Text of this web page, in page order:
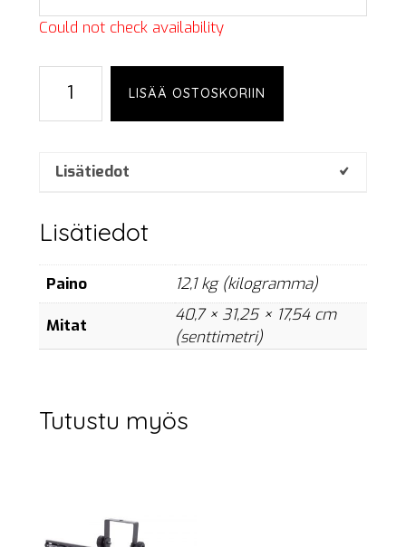
Could not check availability
color
strike
määrä
LISÄÄ OSTOSKORIIN
Lisätiedot
Lisätiedot
Paino
12,1 kg (kilogramma)
Mitat
40,7 × 31,25 × 17,54 cm
(senttimetri)
Tutustu myös